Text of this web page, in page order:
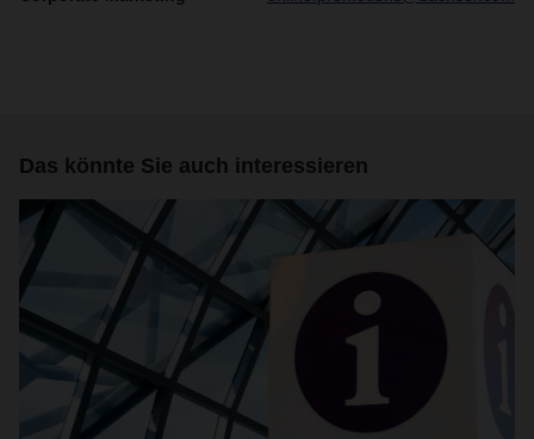
Das könnte Sie auch interessieren